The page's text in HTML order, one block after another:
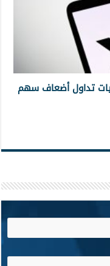
تداول أضعاف سهم